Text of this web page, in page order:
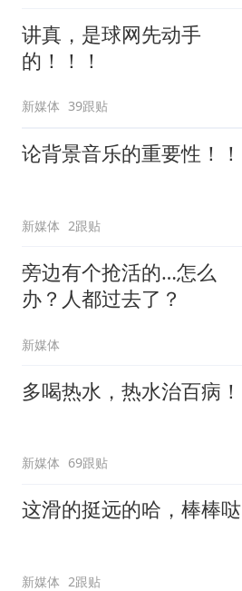
讲真，是球网先动手
的！！！
新媒体 39跟贴
论背景音乐的重要性！！
新媒体 2跟贴
旁边有个抢活的…怎么
办？人都过去了？
新媒体
多喝热水，热水治百病！
新媒体 69跟贴
这滑的挺远的哈，棒棒哒
新媒体 2跟贴